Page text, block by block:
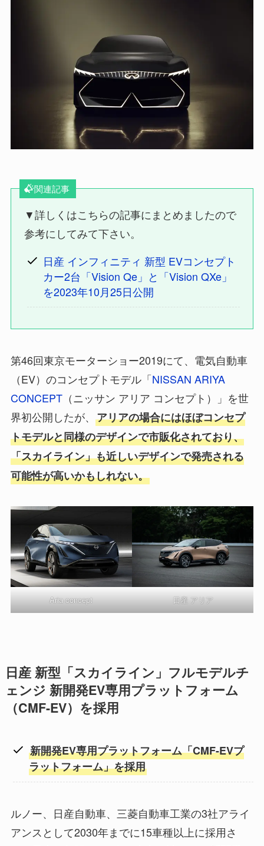
関連記事
▼詳しくはこちらの記事にまとめましたので
参考にしてみて下さい。
日産 インフィニティ 新型 EVコンセプト
カー2台「Vision Qe」と「Vision QXe」
を2023年10月25日公開
第46回東京モーターショー2019にて、電気自動車
（EV）のコンセプトモデル「NISSAN ARIYA
CONCEPT（ニッサン アリア コンセプト）」を世
界初公開したが、 アリアの場合にはほぼコンセプ
トモデルと同様のデザインで市販化されており、
「スカイライン」も近しいデザインで発売される
可能性が高いかもしれない。
Aria concept 日産 アリア
日産 新型「スカイライン」フルモデルチ
ェンジ 新開発EV専用プラットフォーム
（CMF-EV）を採用
新開発EV専用プラットフォーム「CMF-EVプ
ラットフォーム」を採用
ルノー、日産自動車、三菱自動車工業の3社アライ
アンスとして2030年までに15車種以上に採用さ